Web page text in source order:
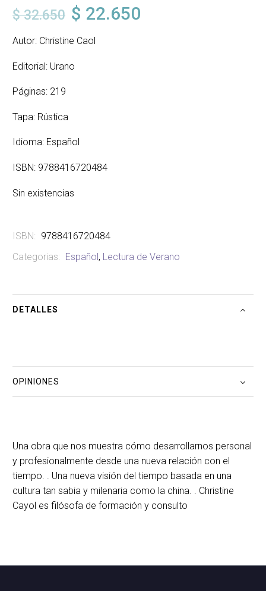
$32.650
El
original
era:
$ 32.650.
$ 22.650
El
actual
es:
$ 22.650.
Autor: Christine Caol
Editorial: Urano
Páginas: 219
Tapa: Rústica
Idioma: Español
ISBN: 9788416720484
Sin existencias
ISBN: 9788416720484
Categorias:
Español , Lectura de Verano
DETALLES
OPINIONES
Una obra que nos muestra cómo desarrollarnos personal
y profesionalmente desde una nueva relación con el
tiempo. . Una nueva visión del tiempo basada en una
cultura tan sabia y milenaria como la china. . Christine
Cayol es filósofa de formación y consulto